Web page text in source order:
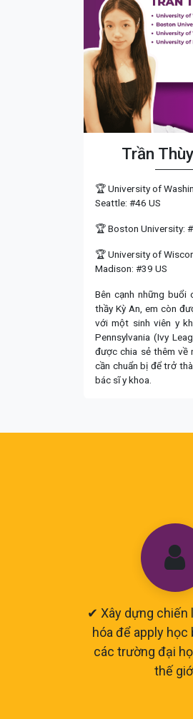
Trần
🏆 University of
Seattle: #46 US
🏆 Boston University:
🏆 University of
Madison: #39 US
Bên cạnh những buổi
thầy Kỳ An, em còn
với một sinh viên y
Pennsylvania (Ivy
được chia sẻ thêm về
cần chuẩn bị để trở
bác sĩ y khoa.
✔ Xây dựng chiến
hóa để apply học
các trường đại
thế